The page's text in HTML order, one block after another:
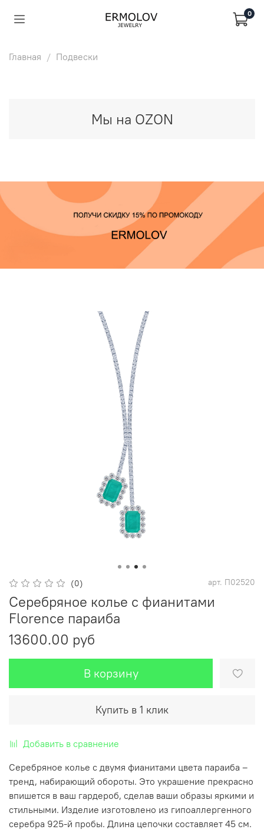
0
Главная Подвески
Мы на OZON
(0) арт. П02520
Серебряное колье с фианитами
Florence параиба
13600.00 руб
В корзину
Купить в 1 клик
Добавить в сравнение
Серебряное колье с двумя фианитами цвета параиба –
тренд, набирающий обороты. Это украшение прекрасно
впишется в ваш гардероб, сделав ваши образы яркими и
стильными. Изделие изготовлено из гипоаллергенного
серебра 925-й пробы. Длина цепочки составляет 45 см.